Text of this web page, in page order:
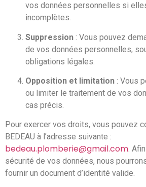
vos données personnelles si
incomplètes.
Suppression : Vous pouvez
de vos données personnelles,
obligations légales.
Opposition et limitation : Vous
ou limiter le traitement de vos
cas précis.
Pour exercer vos droits, vous pouvez
BEDEAU à l’adresse suivante :
bedeau.plomberie@gmail.com.
sécurité de vos données, nous
fournir un document d’identité valide.